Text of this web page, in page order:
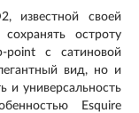
известной своей
остроту
с сатиновой
вид, но и
и универсальность
Esquire